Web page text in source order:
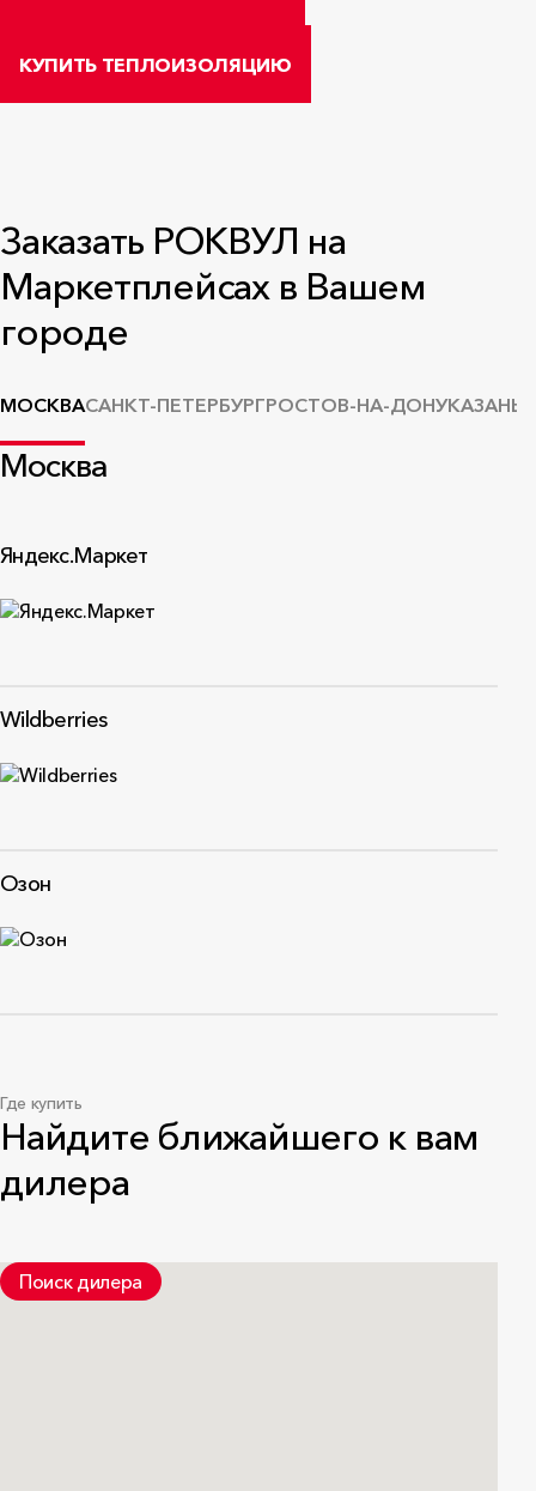
КУПИТЬ ТЕПЛОИЗОЛЯЦИЮ
Заказать РОКВУЛ на
Маркетплейсах в Вашем
городе
МОСКВАСАНКТ-ПЕТЕРБУРГРОСТОВ-НА-ДОНУКАЗАНЬ
Москва
Яндекс.Маркет
Wildberries
Озон
Где купить
Найдите ближайшего к вам
дилера
Поиск дилера